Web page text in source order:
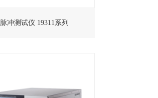
脉冲测试仪 19311系列